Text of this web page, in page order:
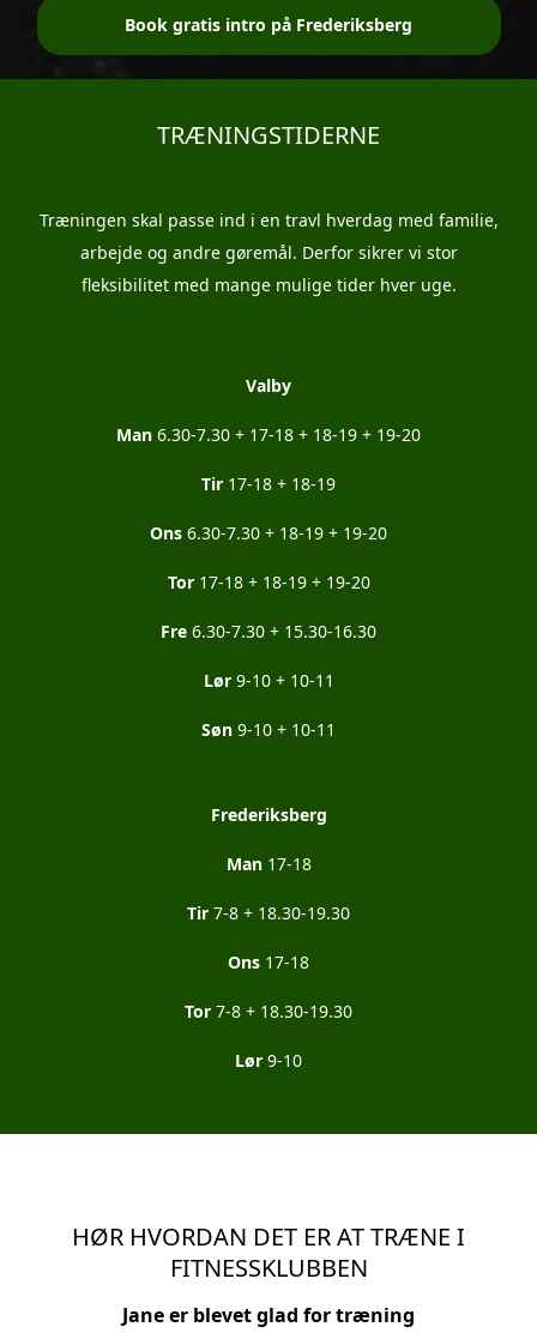
Book gratis intro på Frederiksberg
TRÆNINGSTIDERNE
Træningen skal passe ind i en travl hverdag med familie,
arbejde og andre gøremål. Derfor sikrer vi stor
fleksibilitet med mange mulige tider hver uge.
Valby
Man 6.30-7.30 + 17-18 + 18-19 + 19-20
Tir 17-18 + 18-19
Ons 6.30-7.30 + 18-19 + 19-20
Tor17-18 + 18-19 + 19-20
Fre 6.30-7.30 + 15.30-16.30
Lør9-10 + 10-11
Søn 9-10 + 10-11
Frederiksberg
Man17-18
Tir 7-8 + 18.30-19.30
Ons 17-18
Tor 7-8 + 18.30-19.30
Lør 9-10
HØR HVORDAN DET ER AT TRÆNE I
FITNESSKLUBBEN
Jane er blevet glad for træning